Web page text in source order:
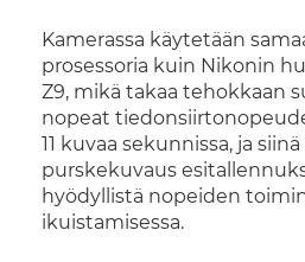
Kamerassa käytetään
prosessoria kuin Nikonin
Z9, mikä takaa tehokkaan
nopeat
11 kuvaa sekunnissa, ja
purskekuvaus
hyödyllistä nopeiden
ikuistamisessa.